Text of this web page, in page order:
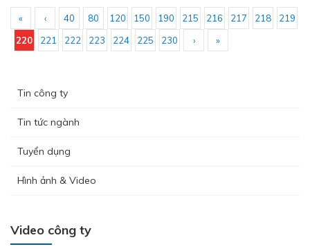
« ‹ 40 80 120 150 190 215 216 217 218
219
220
221 222 223 224 225 230 › »
Tin công ty
Tin tức ngành
Tuyển dụng
Hình ảnh & Video
Video công ty